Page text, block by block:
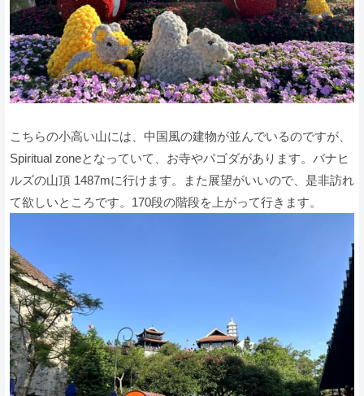
こちらの小高い山には、中国風の建物が並んでいるのですが、
Spiritual zoneとなっていて、お寺やパゴダがあります。バナヒ
ルズの山頂 1487mに行けます。また展望がいいので、是非訪れ
て欲しいところです。170段の階段を上がって行きます。